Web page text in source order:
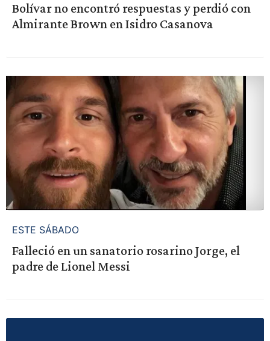
Bolívar no encontró respuestas y perdió con
Almirante Brown en Isidro Casanova
ESTE SÁBADO
Falleció en un sanatorio rosarino Jorge, el
padre de Lionel Messi